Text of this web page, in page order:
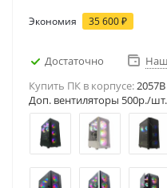
Экономия 35 600₽
Достаточно
Купить ПК в корпусе:
Доп. вентиляторы 500р./шт.